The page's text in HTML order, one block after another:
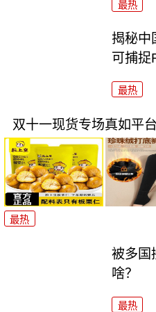
最热
揭秘中
可捕捉
最热
双十一现货专场真如平
最热
被多国
啥？
最热